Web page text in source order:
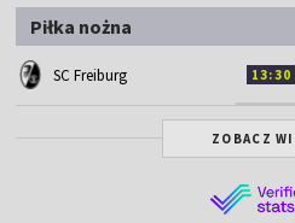
Piłka nożna
SC Freiburg 13:30
ZOBACZ